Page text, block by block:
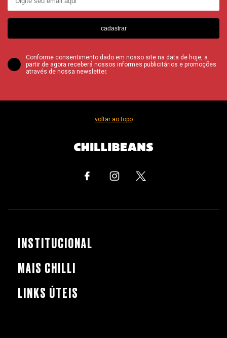
cadastrar
Conforme consentimento dado em nosso site na data de hoje, a
partir de agora receberá nossos informes publicitários e promoções
através de nossa newsletter.
voltar ao topo
INSTITUCIONAL
MAIS CHILLI
LINKS ÚTEIS